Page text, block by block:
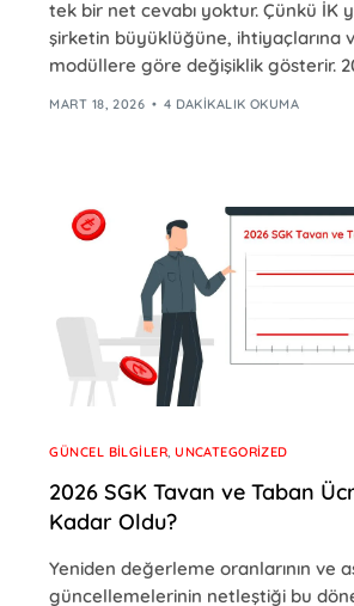
tek bir net cevabı yoktur. Çünkü İK
şirketin büyüklüğüne, ihtiyaçlarına
modüllere göre değişiklik gösterir.
MART 18, 2026 4 DAKIKALIK OKUMA
GÜNCEL BILGILER,UNCATEGORIZED
2026 SGK Tavan ve Taban
Kadar Oldu?
Yeniden değerleme oranlarının ve
güncellemelerinin netleştiği bu